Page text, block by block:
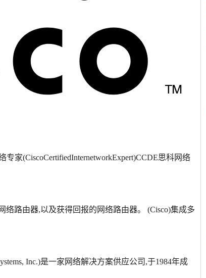
家(CiscoCertifiedInternetworkExpert)CCDE思科网络
路由器,以及获得回报的网络路由器。 (Cisco)集成多
Inc.)是一家网络解决方案供应公司,于1984年成